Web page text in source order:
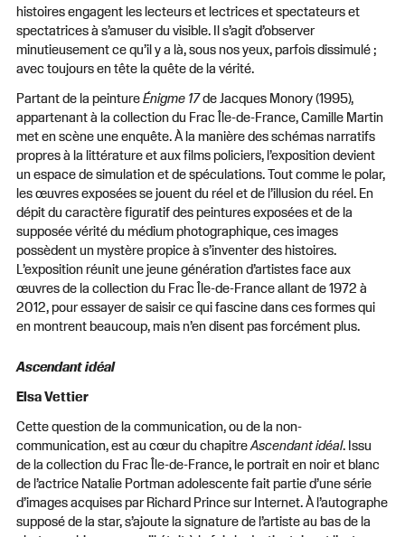
histoires engagent les lecteurs et lectrices et spectateurs et
spectatrices à s’amuser du visible. Il s’agit d’observer
minutieusement ce qu’il y a là, sous nos yeux, parfois dissimulé ;
avec toujours en tête la quête de la vérité.
Partant de la peintureÉnigme 17de Jacques Monory (1995),
appartenant à la collection du Frac Île-de-France, Camille Martin
met en scène une enquête. À la manière des schémas narratifs
propres à la littérature et aux films policiers, l’exposition devient
un espace de simulation et de spéculations. Tout comme le polar,
les œuvres exposées se jouent du réel et de l’illusion du réel. En
dépit du caractère figuratif des peintures exposées et de la
supposée vérité du médium photographique, ces images
possèdent un mystère propice à s’inventer des histoires.
L’exposition réunit une jeune génération d’artistes face aux
œuvres de la collection du Frac Île-de-France allant de 1972 à
2012, pour essayer de saisir ce qui fascine dans ces formes qui
en montrent beaucoup, mais n’en disent pas forcément plus.
Ascendant idéal
Elsa Vettier
Cette question de la communication, ou de la non-
communication, est au cœur du chapitreAscendantidéal. Issu
de la collection du Frac Île-de-France, le portrait en noir et blanc
de l’actrice Natalie Portman adolescente fait partie d’une série
d’images acquises par Richard Prince sur Internet. À l’autographe
supposé de la star, s’ajoute la signature de l’artiste au bas de la